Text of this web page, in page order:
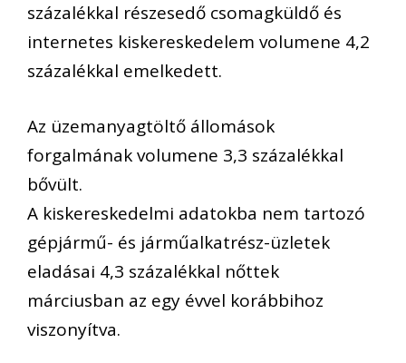
százalékkal részesedő csomagküldő és
internetes kiskereskedelem volumene 4,2
százalékkal emelkedett.
Az üzemanyagtöltő állomások
forgalmának volumene 3,3 százalékkal
bővült.
A kiskereskedelmi adatokba nem tartozó
gépjármű- és járműalkatrész-üzletek
eladásai 4,3 százalékkal nőttek
márciusban az egy évvel korábbihoz
viszonyítva.